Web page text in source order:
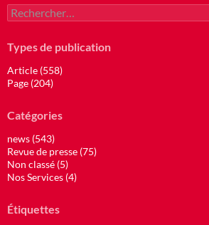
Rechercher :
Types de publication
Article (558)
Page (204)
Catégories
news (543)
Revue de presse (75)
Non classé (5)
Nos Services (4)
Étiquettes